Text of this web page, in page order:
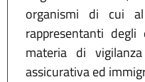
organismi di cui
rappresentanti
materia di
assicurativa ed